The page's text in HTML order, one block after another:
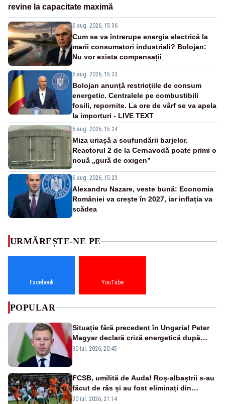
revine la capacitate maximă
6 aug. 2026, 15:36
Cum se va întrerupe energia electrică la
marii consumatori industriali? Bolojan:
Nu vor exista compensații
6 aug. 2026, 15:33
Bolojan anunță restricțiile de consum
energetic. Centralele pe combustibili
fosili, repornite. La ore de vârf se va apela
la importuri - LIVE TEXT
6 aug. 2026, 15:24
Miza uriașă a scufundării barjelor.
Reactorul 2 de la Cernavodă poate primi o
nouă „gură de oxigen”
6 aug. 2026, 15:23
Alexandru Nazare, veste bună: Economia
României va crește în 2027, iar inflația va
scădea
URMĂREȘTE-NE PE
Facebook YouTube
POPULAR
Situație fără precedent în Ungaria! Peter
Magyar declară criză energetică după
oprirea centralei de la Paks
30 iul. 2026, 20:45
FCSB, umilită de Auda! Roș-albaștrii s-au
făcut de râs și au fost eliminați din
Conference League
30 iul. 2026, 21:14